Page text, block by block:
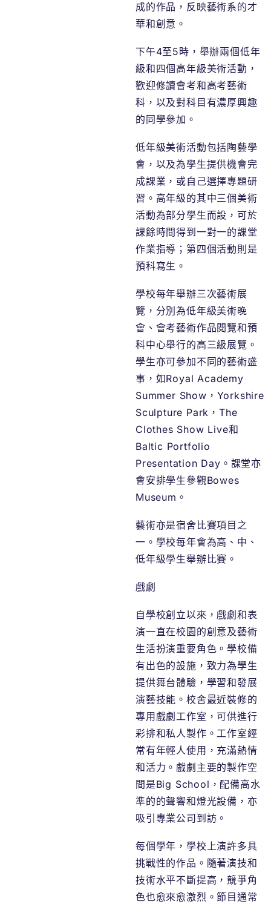
成的作品，反映藝術系的才
華和創意。
下午4至5時，舉辦兩個低年
級和四個高年級美術活動，
歡迎修讀會考和高考藝術
科，以及對科目有濃厚興趣
的同學參加。
低年級美術活動包括陶藝學
會，以及為學生提供機會完
成課業，或自己選擇專題研
習。高年級的其中三個美術
活動為部分學生而設，可於
課餘時間得到一對一的課堂
作業指導；第四個活動則是
預科寫生。
學校每年舉辦三次藝術展
覽，分別為低年級美術晚
會、會考藝術作品閱覽和預
科中心舉行的高三級展覽。
學生亦可參加不同的藝術盛
事，如Royal Academy
Summer Show，Yorkshire
Sculpture Park，The
Clothes Show Live和
Baltic Portfolio
Presentation Day。課堂亦
會安排學生參觀Bowes
Museum。
藝術亦是宿舍比賽項目之
一。學校每年會為高、中、
低年級學生舉辦比賽。
戲劇
自學校創立以來，戲劇和表
演一直在校園的創意及藝術
生活扮演重要角色。學校備
有出色的設施，致力為學生
提供舞台體驗，學習和發展
演藝技能。校舍最近裝修的
專用戲劇工作室，可供進行
彩排和私人製作。工作室經
常有年輕人使用，充滿熱情
和活力。戲劇主要的製作空
間是Big School，配備高水
準的的聲響和燈光設備，亦
吸引專業公司到訪。
每個學年，學校上演許多具
挑戰性的作品。隨著演技和
技術水平不斷提高，競爭角
色也愈來愈激烈。節目通常